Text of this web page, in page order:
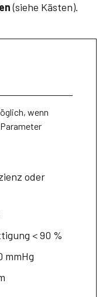
(siehe Kästen).
wenn
oder
< 90 %
mmHg